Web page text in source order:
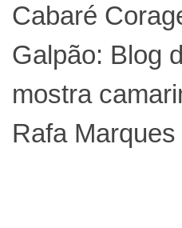
Cabaré
Galpão: Blog
mostra
Rafa Marques